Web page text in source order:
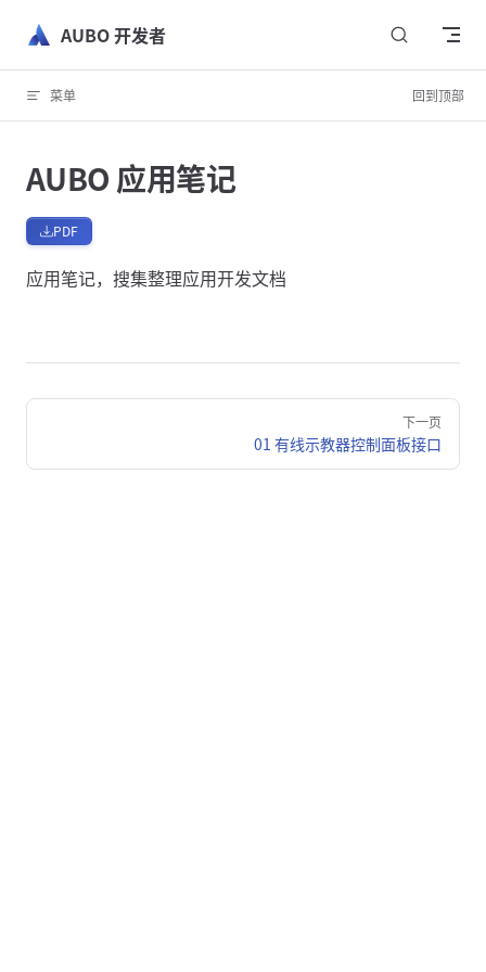
跳转到内容
AUBO 开发者
菜单 回到顶部
AUBO 应用笔记
PDF
应用笔记，搜集整理应用开发文档
Pager
下一页
01 有线示教器控制面板接口